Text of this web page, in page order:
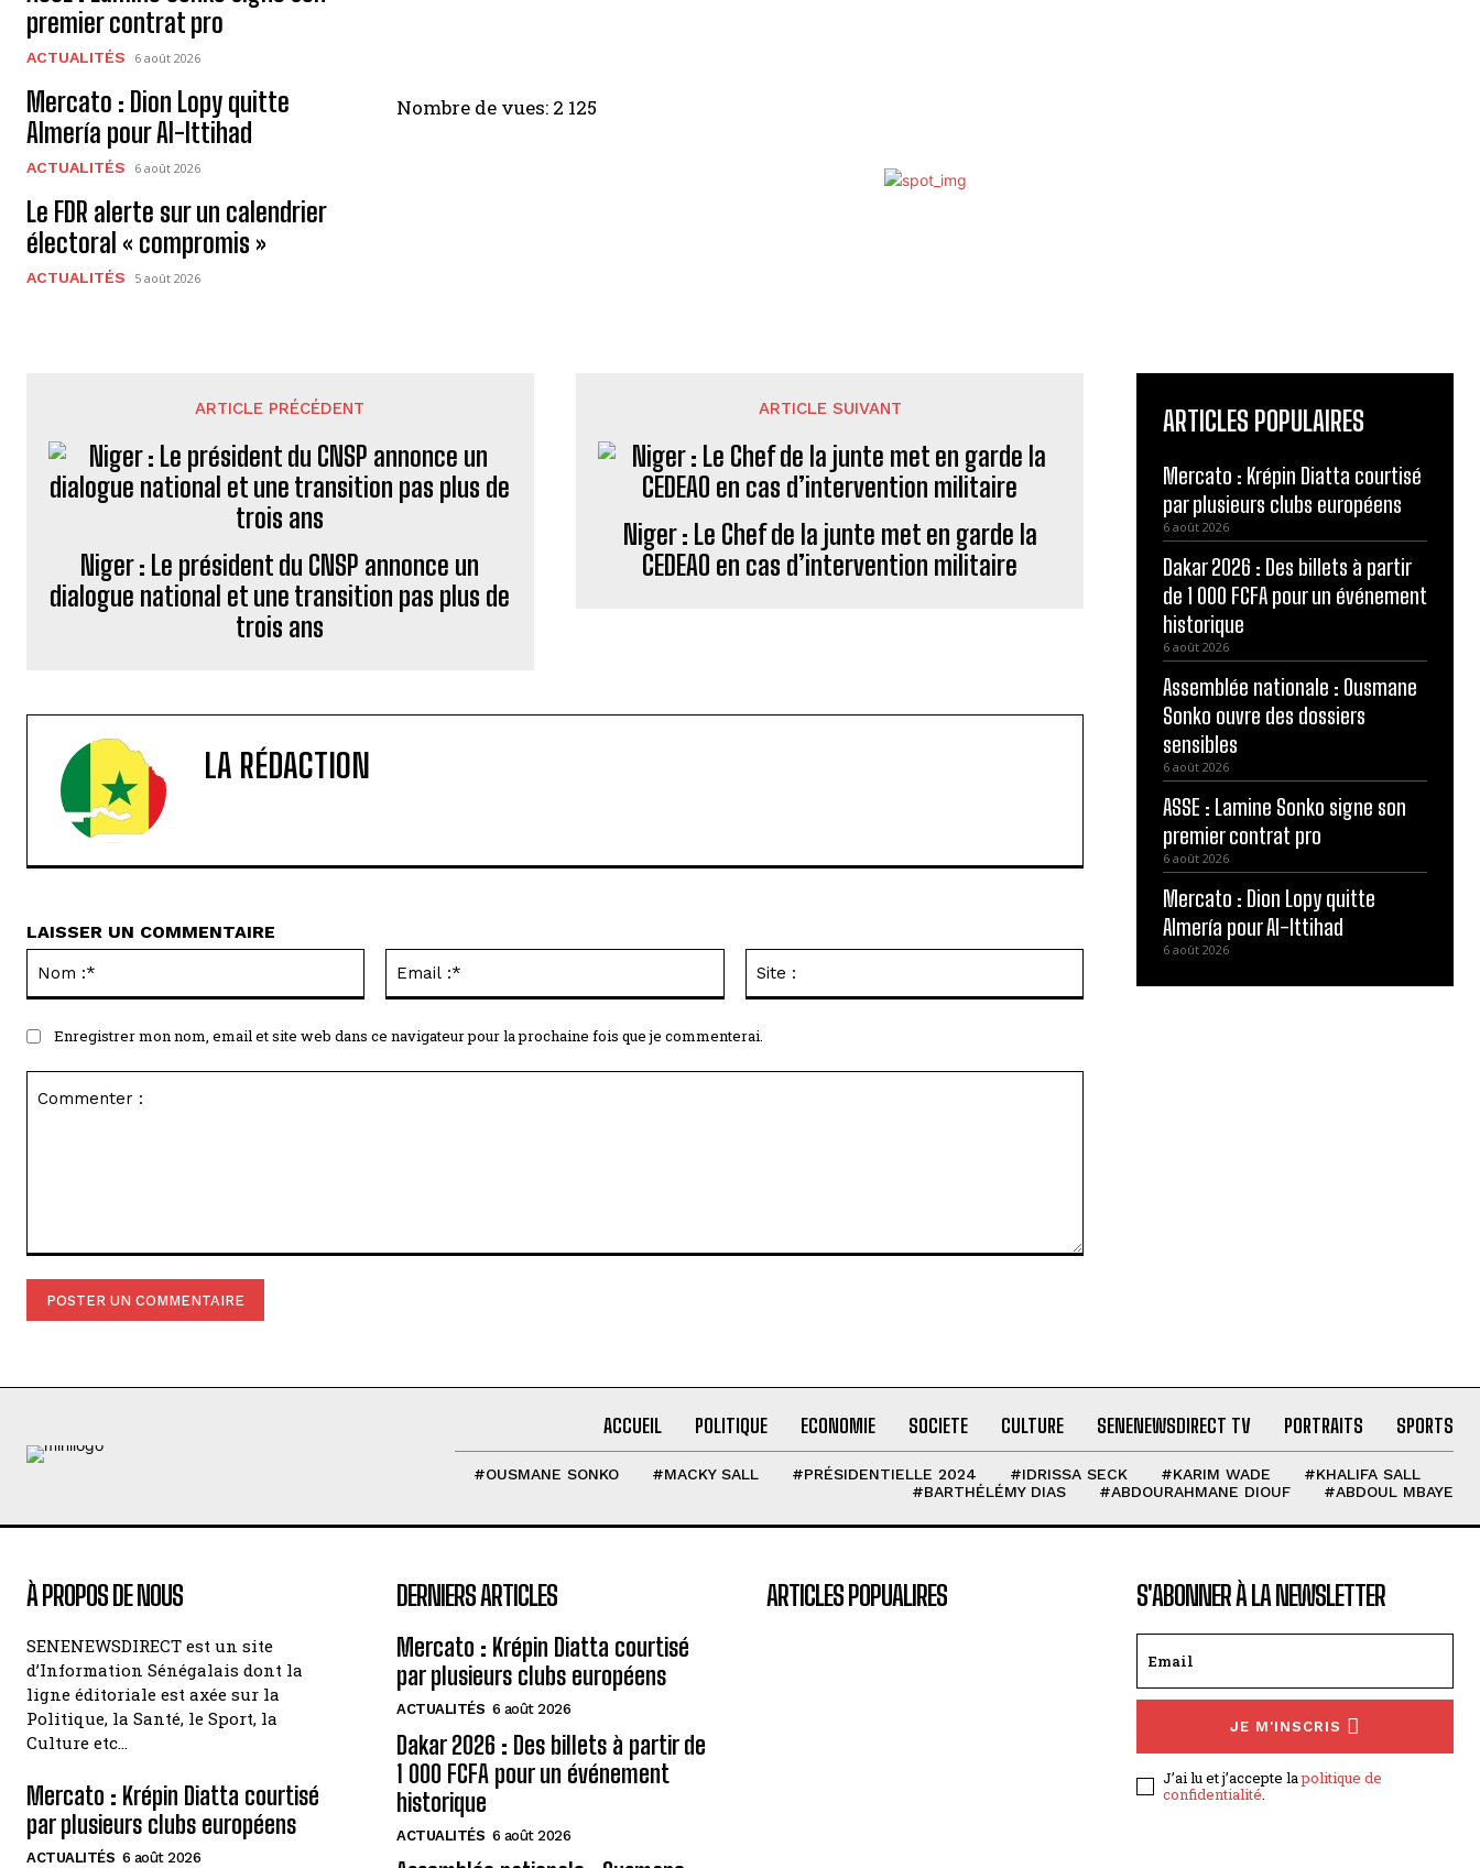
premier contrat pro
ACTUALITÉS 6 août 2026
Mercato : Dion Lopy quitte
Almería pour Al-Ittihad
ACTUALITÉS 6 août 2026
Le FDR alerte sur un calendrier
électoral « compromis »
ACTUALITÉS 5 août 2026
Nombre de vues: 2 125
ARTICLE PRÉCÉDENT
Niger : Le président du CNSP annonce un
dialogue national et une transition pas plus de
trois ans
ARTICLE SUIVANT
Niger : Le Chef de la junte met en garde la
CEDEAO en cas d’intervention militaire
LA RÉDACTION
LAISSER UN COMMENTAIRE
Enregistrer mon nom, email et site web dans ce navigateur pour la prochaine fois que je commenterai.
ARTICLES POPULAIRES
Mercato : Krépin Diatta courtisé
par plusieurs clubs européens
6 août 2026
Dakar 2026 : Des billets à partir
de 1 000 FCFA pour un événement
historique
6 août 2026
Assemblée nationale : Ousmane
Sonko ouvre des dossiers
sensibles
6 août 2026
ASSE : Lamine Sonko signe son
premier contrat pro
6 août 2026
Mercato : Dion Lopy quitte
Almería pour Al-Ittihad
6 août 2026
ACCUEIL POLITIQUE ECONOMIE SOCIETE CULTURE SENENEWSDIRECT TV PORTRAITS SPORTS
#OUSMANE SONKO #MACKY SALL #PRÉSIDENTIELLE 2024 #IDRISSA SECK #KARIM WADE
#KHALIFA SALL
#BARTHÉLÉMY DIAS
#ABDOURAHMANE DIOUF #ABDOUL MBAYE
À PROPOS DE NOUS
SENENEWSDIRECT est un site
d’Information Sénégalais dont la
ligne éditoriale est axée sur la
Politique, la Santé, le Sport, la
Culture etc…
Mercato : Krépin Diatta courtisé
par plusieurs clubs européens
ACTUALITÉS 6 août 2026
DERNIERS ARTICLES
Mercato : Krépin Diatta courtisé
par plusieurs clubs européens
ACTUALITÉS 6 août 2026
Dakar 2026 : Des billets à partir de
1 000 FCFA pour un événement
historique
ACTUALITÉS 6 août 2026
ARTICLES POPUALIRES S'ABONNER À LA NEWSLETTER
JE M'INSCRIS
J’ai lu et j’accepte lapolitique de
confidentialité.